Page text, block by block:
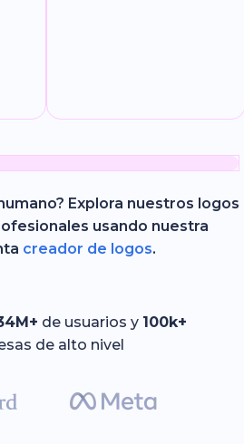
Explora nuestros logos
usando nuestra
creador de logos.
de usuarios y 100k+
de alto nivel